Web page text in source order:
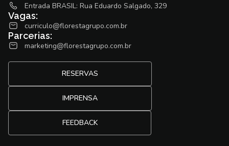
Entrada BRASIL: Rua Eduardo Salgado, 329
Vagas:
curriculo@florestagrupo.com.br
Parcerias:
marketing@florestagrupo.com.br
RESERVAS
IMPRENSA
FEEDBACK